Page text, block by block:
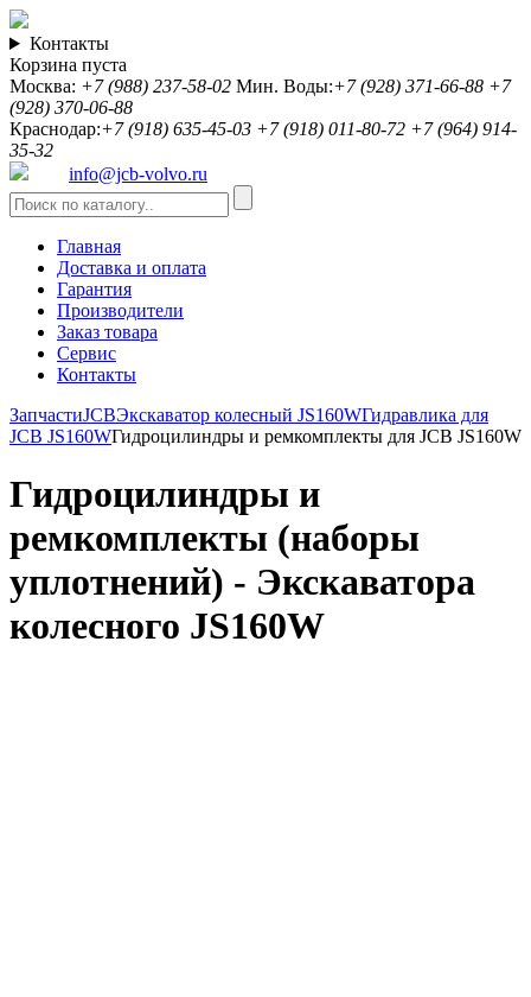
Контакты
Корзина пуста
Москва: +7 (988) 237-58-02 Мин. Воды:+7 (928) 371-66-88 +7
(928) 370-06-88
Краснодар:+7 (918) 635-45-03 +7 (918) 011-80-72 +7 (964) 914-
35-32
info@jcb-volvo.ru
Главная
Доставка и оплата
Гарантия
Производители
Заказ товара
Сервис
Контакты
ЗапчастиJCBЭкскаватор колесный JS160WГидравлика для
JCB JS160WГидроцилиндры и ремкомплекты для JCB JS160W
Гидроцилиндры и
ремкомплекты (наборы
уплотнений) - Экскаватора
колесного JS160W